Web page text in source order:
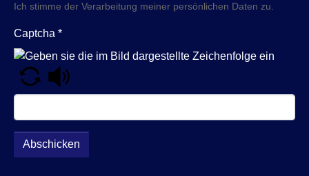
Ich stimme der Verarbeitung meiner persönlichen Daten zu.
Captcha *
Abschicken